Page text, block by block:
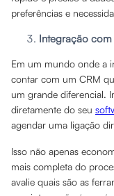
preferências e
Integração
Em um mundo onde a
contar com um CRM
um grande diferencial.
diretamente do seu
agendar uma ligação
Isso não apenas
mais completa do
avalie quais são as